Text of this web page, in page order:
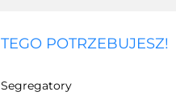
TEGO POTRZEBUJESZ!
Segregatory